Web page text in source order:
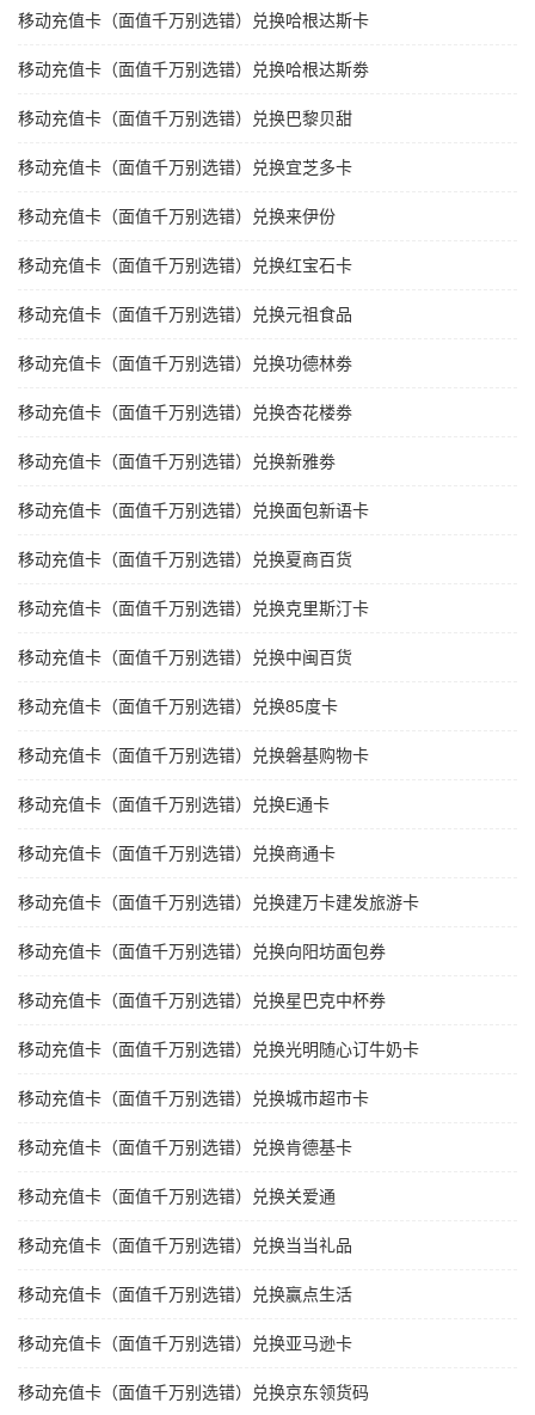
移动充值卡（面值千万别选错）兑换哈根达斯卡
移动充值卡（面值千万别选错）兑换哈根达斯劵
移动充值卡（面值千万别选错）兑换巴黎贝甜
移动充值卡（面值千万别选错）兑换宜芝多卡
移动充值卡（面值千万别选错）兑换来伊份
移动充值卡（面值千万别选错）兑换红宝石卡
移动充值卡（面值千万别选错）兑换元祖食品
移动充值卡（面值千万别选错）兑换功德林劵
移动充值卡（面值千万别选错）兑换杏花楼劵
移动充值卡（面值千万别选错）兑换新雅劵
移动充值卡（面值千万别选错）兑换面包新语卡
移动充值卡（面值千万别选错）兑换夏商百货
移动充值卡（面值千万别选错）兑换克里斯汀卡
移动充值卡（面值千万别选错）兑换中闽百货
移动充值卡（面值千万别选错）兑换85度卡
移动充值卡（面值千万别选错）兑换磐基购物卡
移动充值卡（面值千万别选错）兑换E通卡
移动充值卡（面值千万别选错）兑换商通卡
移动充值卡（面值千万别选错）兑换建万卡建发旅游卡
移动充值卡（面值千万别选错）兑换向阳坊面包券
移动充值卡（面值千万别选错）兑换星巴克中杯券
移动充值卡（面值千万别选错）兑换光明随心订牛奶卡
移动充值卡（面值千万别选错）兑换城市超市卡
移动充值卡（面值千万别选错）兑换肯德基卡
移动充值卡（面值千万别选错）兑换关爱通
移动充值卡（面值千万别选错）兑换当当礼品
移动充值卡（面值千万别选错）兑换赢点生活
移动充值卡（面值千万别选错）兑换亚马逊卡
移动充值卡（面值千万别选错）兑换京东领货码